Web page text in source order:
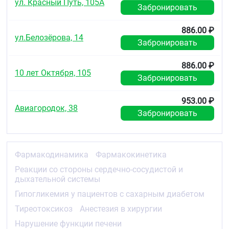
диабетом
осторожностью пациентам, предрасположенным к
спонтанной гипогликемии, или пациентам с
сахарным диабетом (особенно лабильным
течением сахарного диабета), на фоне приёма
инсулина или пероральных гипогликемических
препаратов. Бета-адреноблокаторы могут
Бета-адреноблокаторы могут маскировать
некоторые клинические признаки гипертиреоза
(например, тахикардию). При подозрении на
развитие тиреотоксикоза пациенты должны
находиться под тщательным наблюдением.
Необходимо избегать резкой отмены бета-
адреноблокаторов из-за риска развития
тиреотоксического криза.
Анестезия в хирургии
ул. Красный Путь, 105А
Забронировать
ул.Белозёрова, 14
886.00 ₽
Забронировать
10 лет Октября, 105
886.00 ₽
Забронировать
Авиагородок, 38
953.00 ₽
Забронировать
Фармакодинамика
Фармакокинетика
Реакции со стороны сердечно-сосудистой и
дыхательной системы
Гипогликемия у пациентов с сахарным диабетом
Тиреотоксикоз
Анестезия в хирургии
Нарушение функции печени